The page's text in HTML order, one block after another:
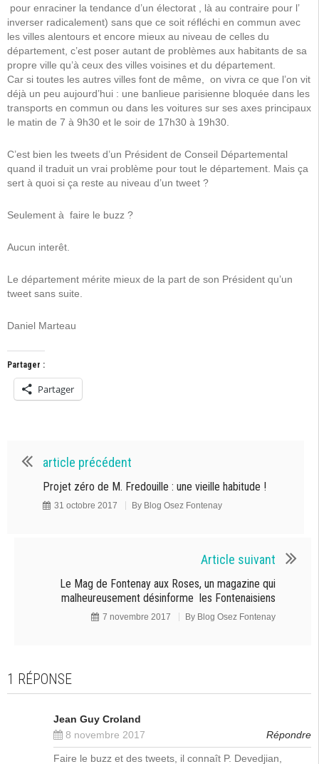
pour enraciner la tendance d’un électorat , là au contraire pour l’
inverser radicalement) sans que ce soit réfléchi en commun avec
les villes alentours et encore mieux au niveau de celles du
département, c’est poser autant de problèmes aux habitants de sa
propre ville qu’à ceux des villes voisines et du département.
Car si toutes les autres villes font de même, on vivra ce que l’on vit
déjà un peu aujourd’hui : une banlieue parisienne bloquée dans les
transports en commun ou dans les voitures sur ses axes principaux
le matin de 7 à 9h30 et le soir de 17h30 à 19h30.
C’est bien les tweets d’un Président de Conseil Départemental
quand il traduit un vrai problème pour tout le département. Mais ça
sert à quoi si ça reste au niveau d’un tweet ?
Seulement à faire le buzz ?
Aucun interêt.
Le département mérite mieux de la part de son Président qu’un
tweet sans suite.
Daniel Marteau
Partager :
Partager
article précédent
Projet zéro de M. Fredouille : une vieille habitude !
31 octobre 2017 By Blog Osez Fontenay
Article suivant
Le Mag de Fontenay aux Roses, un magazine qui
malheureusement désinforme les Fontenaisiens
7 novembre 2017 By Blog Osez Fontenay
1 RÉPONSE
Jean Guy Croland
8 novembre 2017
Répondre
Faire le buzz et des tweets, il connaît P. Devedjian,